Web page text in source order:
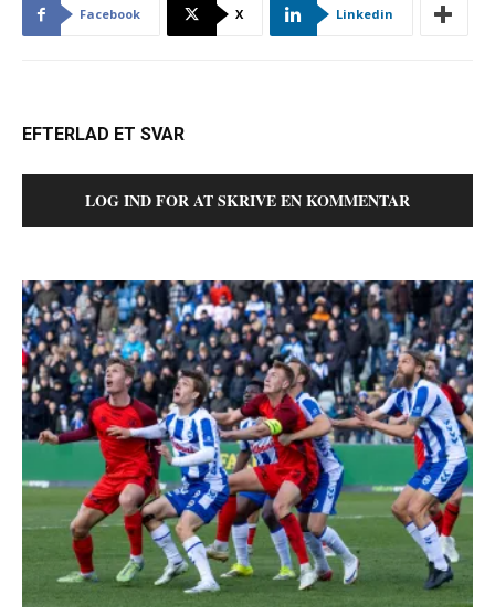
Facebook X Linkedin
EFTERLAD ET SVAR
LOG IND FOR AT SKRIVE EN KOMMENTAR